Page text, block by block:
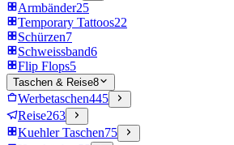
Armbänder25
Temporary Tattoos22
Schürzen7
Schweissband6
Flip Flops5
Taschen & Reise8
Werbetaschen445
Reise263
Kuehler Taschen75